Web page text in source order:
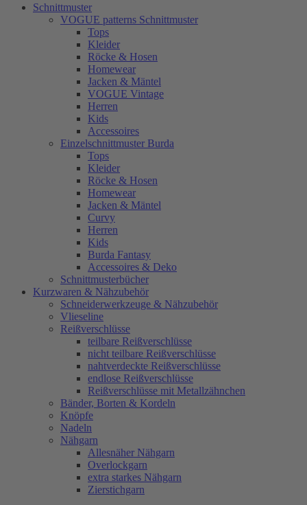
Schnittmuster
VOGUE patterns Schnittmuster
Tops
Kleider
Röcke & Hosen
Homewear
Jacken & Mäntel
VOGUE Vintage
Herren
Kids
Accessoires
Einzelschnittmuster Burda
Tops
Kleider
Röcke & Hosen
Homewear
Jacken & Mäntel
Curvy
Herren
Kids
Burda Fantasy
Accessoires & Deko
Schnittmusterbücher
Kurzwaren & Nähzubehör
Schneiderwerkzeuge & Nähzubehör
Vlieseline
Reißverschlüsse
teilbare Reißverschlüsse
nicht teilbare Reißverschlüsse
nahtverdeckte Reißverschlüsse
endlose Reißverschlüsse
Reißverschlüsse mit Metallzähnchen
Bänder, Borten & Kordeln
Knöpfe
Nadeln
Nähgarn
Allesnäher Nähgarn
Overlockgarn
extra starkes Nähgarn
Zierstichgarn